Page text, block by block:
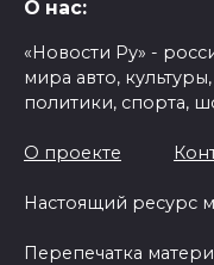
О нас:
«Новости Ру» -
мира авто,
политики, спорта,
О проекте
Настоящий ресурс
Перепечатка